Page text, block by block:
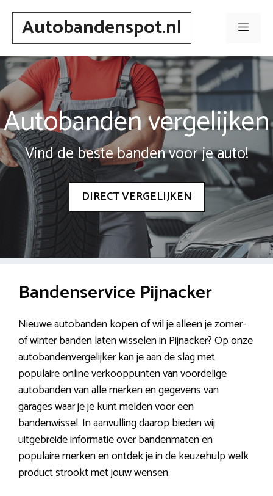
Spring
inhoudAutobandenspot.nl Menu
Autobanden vergelijken
Vind de beste banden voor je auto!
DIRECT VERGELIJKEN
Bandenservice Pijnacker
Nieuwe autobanden kopen of wil je alleen je zomer-
of winter banden laten wisselen in Pijnacker? Op onze
autobandenvergelijker kan je aan de slag met
populaire online verkooppunten van voordelige
autobanden van alle merken en gegevens van
garages waar je je kunt melden voor een
bandenwissel. In aanvulling daarop bieden wij
uitgebreide informatie over bandenmaten en
populaire merken en ontdek je in de keuzehulp welk
product strookt met jouw wensen.